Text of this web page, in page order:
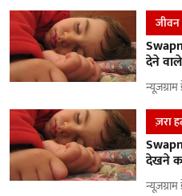
देने
ज़रा
देखने